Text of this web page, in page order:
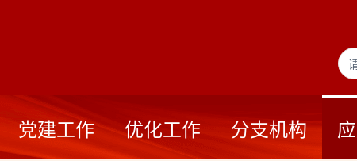
党建工作 优化工作 分支机构